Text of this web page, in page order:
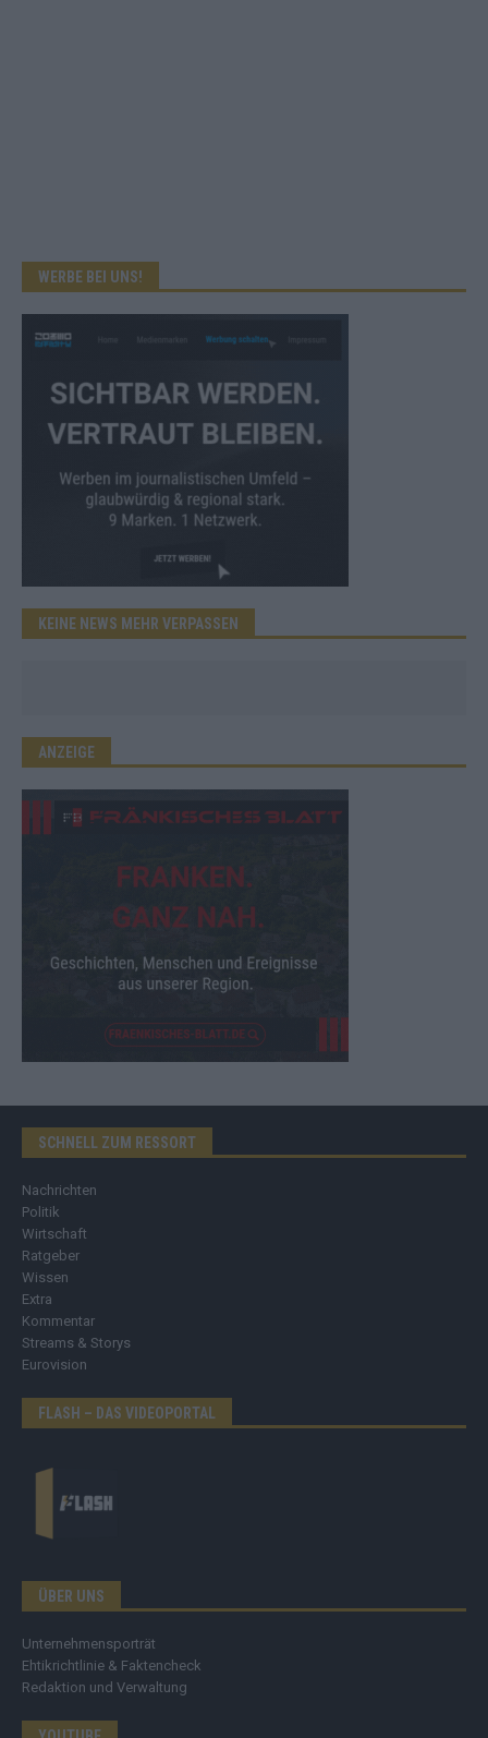
WERBE BEI UNS!
KEINE NEWS MEHR VERPASSEN
ANZEIGE
SCHNELL ZUM RESSORT
Nachrichten
Politik
Wirtschaft
Ratgeber
Wissen
Extra
Kommentar
Streams & Storys
Eurovision
FLASH – DAS VIDEOPORTAL
ÜBER UNS
Unternehmensporträt
Ehtikrichtlinie & Faktencheck
Redaktion und Verwaltung